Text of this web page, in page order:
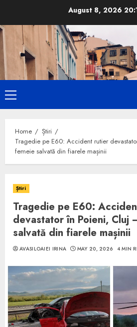
content
August 8, 2026
Primary
Menu
Home
Știri
Tragedie pe E60: Accident rutier
femeie salvată din fiarele mașinii
Știri
Tragedie pe E60:
devastator în Poieni, Cluj
salvată din fiarele mașinii
AVASILOAIEI IRINA MAY 20, 2026 4 MIN